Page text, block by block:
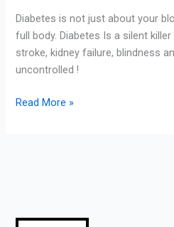
Diabetes is not just about your
full body. Diabetes Is a silent
stroke, kidney failure, blindness
uncontrolled !
Read More »